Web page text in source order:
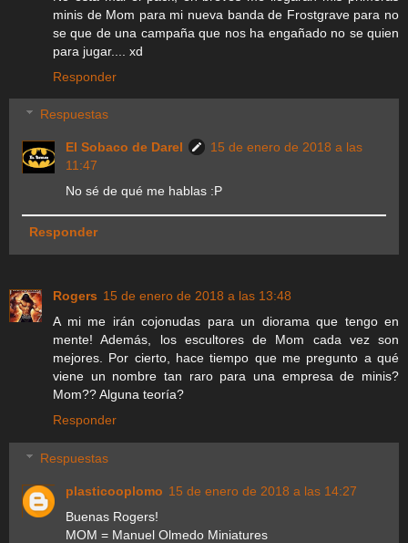
minis de Mom para mi nueva banda de Frostgrave para no
se que de una campaña que nos ha engañado no se quien
para jugar.... xd
Responder
Respuestas
El Sobaco de Darel
15 de enero de 2018 a las
11:47
No sé de qué me hablas :P
Responder
Rogers 15 de enero de 2018 a las 13:48
A mi me irán cojonudas para un diorama que tengo en
mente! Además, los escultores de Mom cada vez son
mejores. Por cierto, hace tiempo que me pregunto a qué
viene un nombre tan raro para una empresa de minis?
Mom?? Alguna teoría?
Responder
Respuestas
plasticooplomo 15 de enero de 2018 a las 14:27
Buenas Rogers!
MOM = Manuel Olmedo Miniatures